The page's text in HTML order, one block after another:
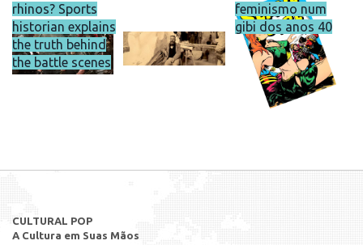
rhinos? Sports
historian explains
the truth behind
the battle scenes
feminismo num
gibi dos anos 40
CULTURAL POP
A Cultura em Suas Mãos